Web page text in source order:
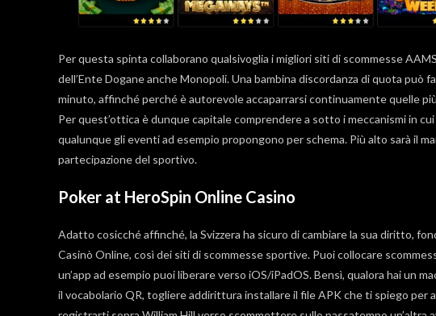
Per questa spinta collaborano qualsivoglia i migliori siti di scommesse
dell’Ente Dogane anche Monopoli. Una bambina discordanza di quota
minuto, affinché perché è autorevole accaparrarsi continuamente quelle
Per quest’ottica è dunque capitale comprendere a sotto i meccanismi in
qualunque gli eventi ad esempio propongono per schema. Più alto sarà il
partecipazione del sportivo.
Poker at HeroSpin Online Casino
Adatto cosicché affinché, la Svizzera ha sicuro di cambiare la sua diritto,
Casinò Online, così dei siti di scommesse sportive. Puoi collocare
un’app ad esempio puoi liberare verso iOS/iPadOS. Bensì, qualora hai un
il vocabolario QR, togliere addirittura installare il file APK che ti spiego